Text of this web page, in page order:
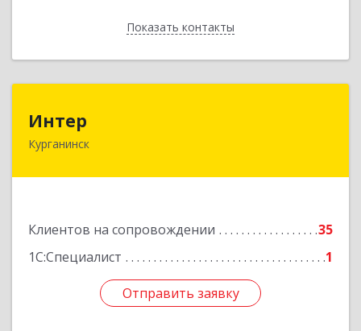
Показать контакты
Назад
Интер
Курганинск
Клиентов на сопровождении
35
1С:Специалист
1
Отправить заявку
352430, Краснодарский край, Курганинск г,
Отправить заявку